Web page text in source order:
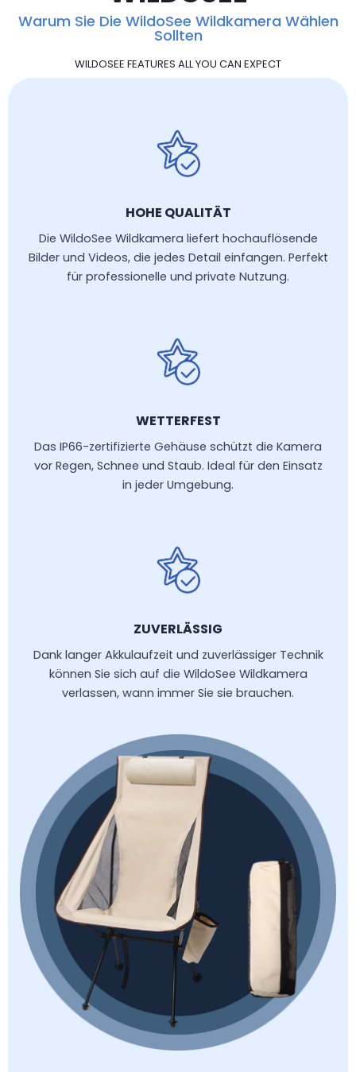
Warum Sie Die WildoSee Wildkamera Wählen
Sollten
WILDOSEE FEATURES ALL YOU CAN EXPECT
HOHE QUALITÄT
Die WildoSee Wildkamera liefert hochauflösende
Bilder und Videos, die jedes Detail einfangen. Perfekt
für professionelle und private Nutzung.
WETTERFEST
Das IP66-zertifizierte Gehäuse schützt die Kamera
vor Regen, Schnee und Staub. Ideal für den Einsatz
in jeder Umgebung.
ZUVERLÄSSIG
Dank langer Akkulaufzeit und zuverlässiger Technik
können Sie sich auf die WildoSee Wildkamera
verlassen, wann immer Sie sie brauchen.